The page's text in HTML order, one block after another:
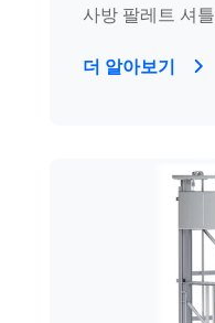
사방 팔레트 셔틀
더 알아보기